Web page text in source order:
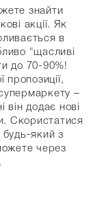
знайти
акції. Як
в
"щасливі
до 70-90%!
пропозиції,
–
він додає нові
Скористатися
будь-який з
через